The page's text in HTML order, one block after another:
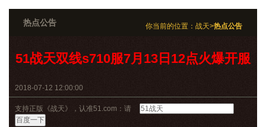
你当前的位置： 战天>热点公告
热点公告
51战天双线s710服7月13日12点火爆开服
2018-07-12 12:00:00
支持正版《战天》，认准51.com：请